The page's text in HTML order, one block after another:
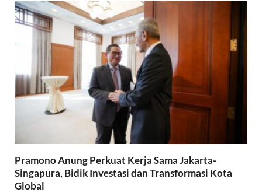
Pramono Anung Perkuat Kerja Sama Jakarta-
Singapura, Bidik Investasi dan Transformasi Kota
Global